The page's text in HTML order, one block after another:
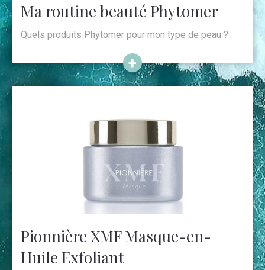
Ma routine beauté Phytomer
Quels produits Phytomer pour mon type de peau ?
Pionnière XMF Masque-en-
Huile Exfoliant